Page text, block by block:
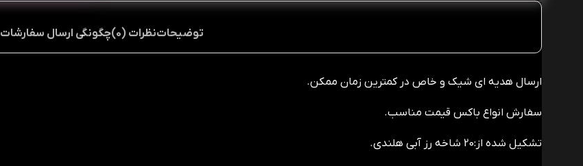
توضیحاتنظرات (0) چگونگی ارسال سفارشات
ارسال هدیه ای شیک و خاص در کمترین زمان ممکن.
سفارش انواع باکس قیمت مناسب.
تشکیل شده از:20 شاخه رز آبی هلندی.